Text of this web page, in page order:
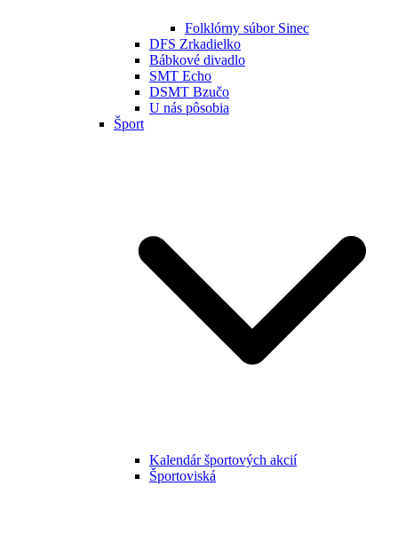
Folklórny súbor Sinec
DFS Zrkadielko
Bábkové divadlo
SMT Echo
DSMT Bzučo
U nás pôsobia
Šport
Kalendár športových akcií
Športoviská